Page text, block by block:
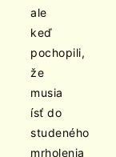
ale
keď
pochopili,
že
musia
ísť do
studeného
mrholenia